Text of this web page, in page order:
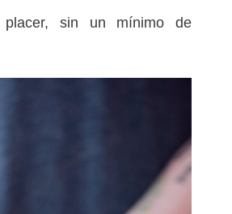
placer, sin un mínimo de